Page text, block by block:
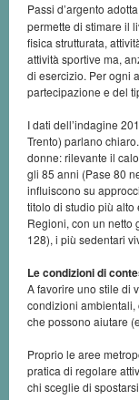
Passi d’argento
permette di stimare il
fisica strutturata,
attività sportive ma,
di esercizio. Per ogni
partecipazione e del
I dati dell’indagine
Trento) parlano
donne: rilevante il
gli 85 anni (Pase 80
influiscono su
titolo di studio più
Regioni, con un netto
128), i più sedentari
Le condizioni di
A favorire uno stile di
condizioni ambientali,
che possono aiutare
Proprio le aree
pratica di regolare
chi sceglie di